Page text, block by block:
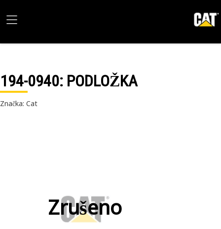
194-0940: PODLOŽKA
Značka: Cat
Zrušeno